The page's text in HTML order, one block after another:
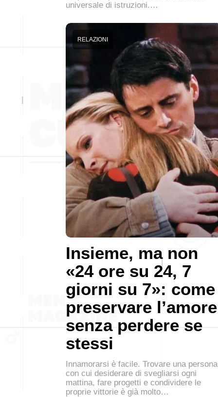
universale di istruzioni.…
Insieme, ma non
«24 ore su 24, 7
giorni su 7»: come
preservare l’amore
senza perdere se
stessi
RELAZIONI
Innamorarsi è facile. Trovare una persona
con cui desiderare di svegliarsi ogni
mattina, fare progetti e condividere le
proprie vittorie è già molto…